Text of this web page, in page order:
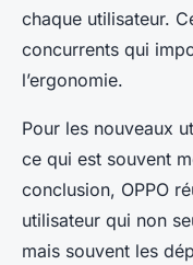
chaque utilisateur.
concurrents qui
l’ergonomie.
Pour les nouveaux
ce qui est souvent
conclusion, OPPO
utilisateur qui non
mais souvent les